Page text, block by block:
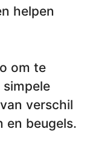
helpen
om te
verschil
en beugels.